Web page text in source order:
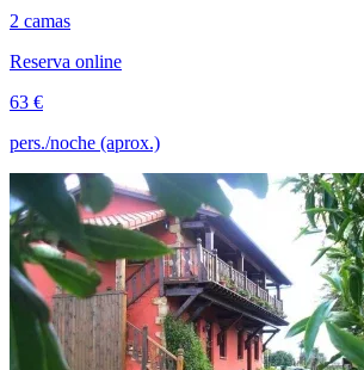
2 camas
Reserva online
63 €
pers./noche (aprox.)